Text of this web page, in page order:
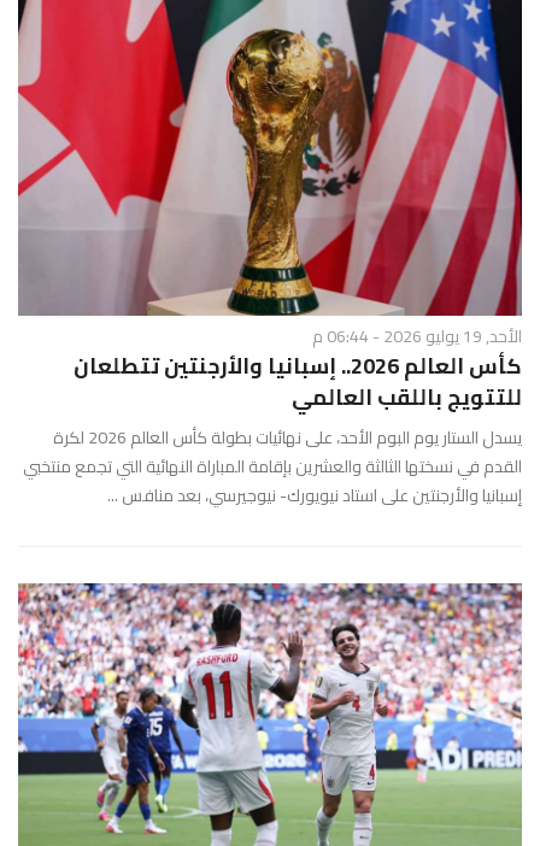
الأحد, 19 يوليو 2026 - 06:44 م
كأس العالم 2026.. إسبانيا والأرجنتين تتطلعان
للتتويج باللقب العالمي
يسدل الستار يوم البوم الأحد، على نهائيات بطولة كأس العالم 2026 لكرة
القدم في نسختها الثالثة والعشرين بإقامة المباراة النهائية التي تجمع منتخبي
إسبانيا والأرجنتين على استاد نيويورك- نيوجيرسي، بعد منافس ...